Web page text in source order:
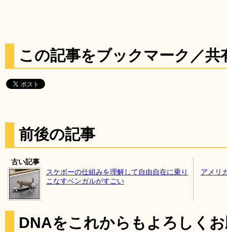
この記事をブックマーク／共
前後の記事
古い記事
スケボーの仕組みを理解して自由自在に乗り
こなすベンガルがすごい
アメリ
DNAをこれからもよろしく